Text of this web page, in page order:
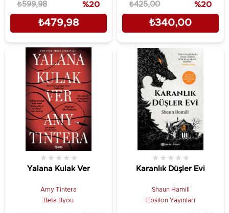
₺479,98
₺599,98 %20
₺340,00
₺425,00 %20
Yalana Kulak Ver
★ ★ ★ ★ ★
Amy Tintera
Beta Byou
Karanlık Düşler Evi
★ ★ ★ ★ ★
Shaun Hamill
Epsilon Yayınları